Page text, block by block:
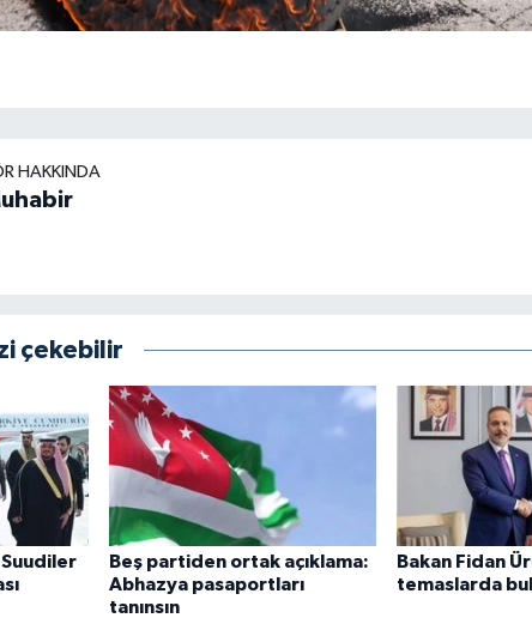
HAKKINDA
çekebilir
Beş partiden ortak açıklama:
Abhazya pasaportları
tanınsın
Bakan Fidan
temaslarda